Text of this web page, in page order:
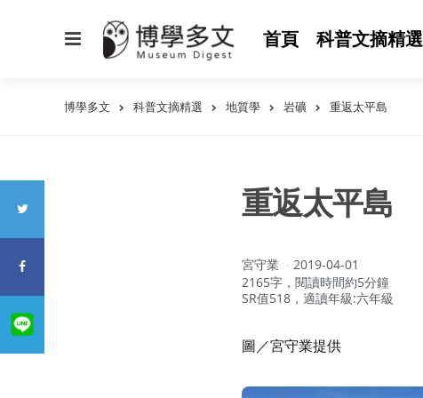
首頁 科普文摘精選
博學多文 科普文摘精選 地質學 岩礦 重返太平島
重返太平島
作
者：
宮守業
2019-04-01
2165字，閱讀時間約5分鐘
SR值518，適讀年級:六年級
圖／宮守業提供